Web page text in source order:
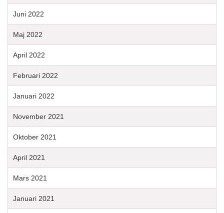
Juni 2022
Maj 2022
April 2022
Februari 2022
Januari 2022
November 2021
Oktober 2021
April 2021
Mars 2021
Januari 2021